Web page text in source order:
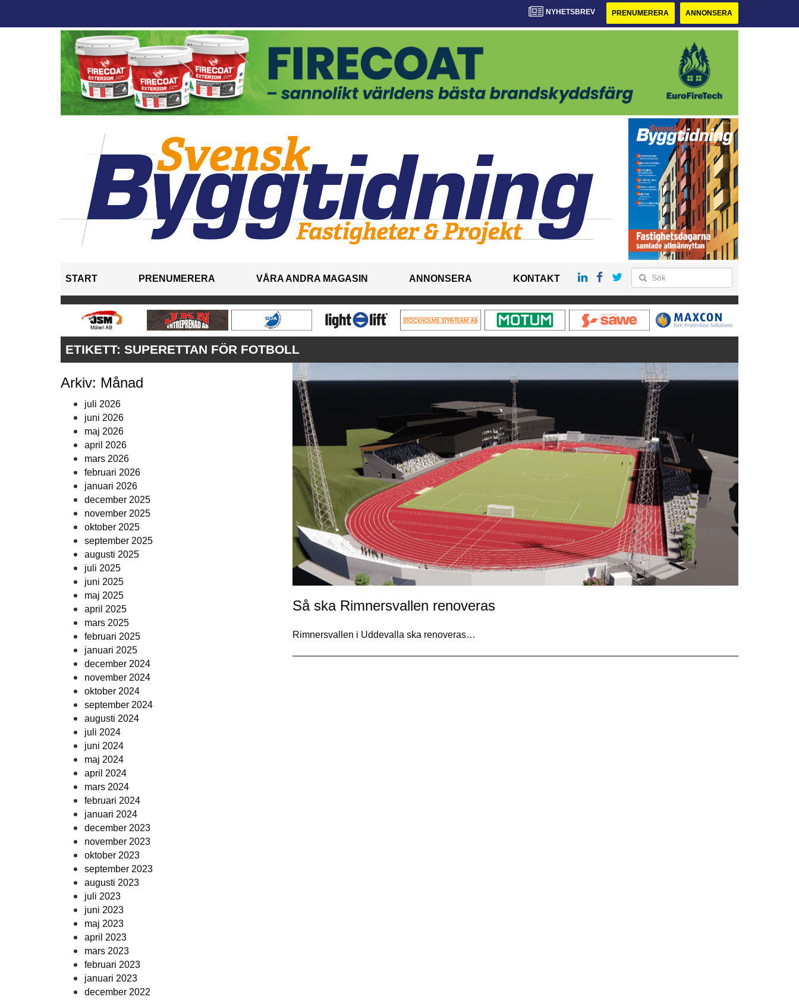
NYHETSBREV PRENUMERERA ANNONSERA
START PRENUMERERA VÅRA ANDRA MAGASIN ANNONSERA KONTAKT
ETIKETT: SUPERETTAN FÖR FOTBOLL
Arkiv: Månad
juli 2026
juni 2026
maj 2026
april 2026
mars 2026
februari 2026
januari 2026
december 2025
november 2025
oktober 2025
september 2025
augusti 2025
juli 2025
juni 2025
maj 2025
april 2025
mars 2025
februari 2025
januari 2025
december 2024
november 2024
oktober 2024
september 2024
augusti 2024
juli 2024
juni 2024
maj 2024
april 2024
mars 2024
februari 2024
januari 2024
december 2023
november 2023
oktober 2023
september 2023
augusti 2023
juli 2023
juni 2023
maj 2023
april 2023
mars 2023
februari 2023
januari 2023
december 2022
Så ska Rimnersvallen renoveras
Rimnersvallen i Uddevalla ska renoveras…